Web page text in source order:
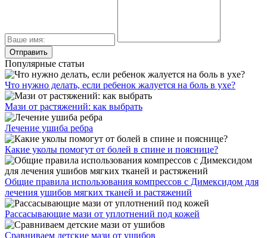
Популярные статьи
Что нужно делать, если ребенок жалуется на боль в ухе?
Мази от растяжений: как выбрать
Лечение ушиба ребра
Какие уколы помогут от болей в спине и пояснице?
Общие правила использования компрессов с Димексидом для
лечения ушибов мягких тканей и растяжений
Рассасывающие мази от уплотнений под кожей
Сравниваем детские мази от ушибов